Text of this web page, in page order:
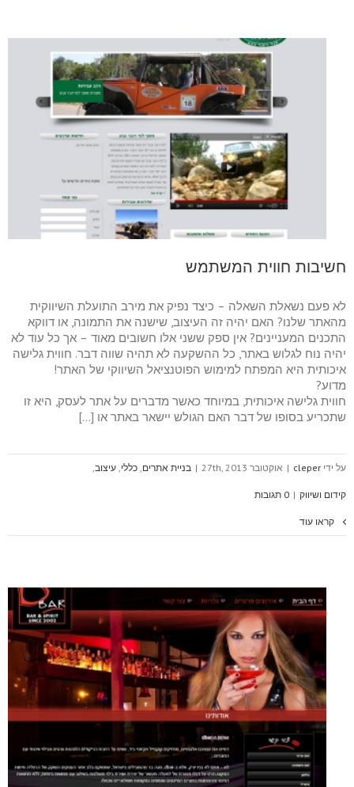
חשיבות חווית המשתמש
לא פעם נשאלת השאלה – כיצד נפיק את מירב התועלת השיווקית
מהאתר שלנו? האם יהיה זה העיצוב, שישנה את התמונה, או דווקא
התכנים המעניינים? אין ספק ששני אלו חשובים מאוד – אך כל עוד לא
יהיה נוח לגלוש באתר, כל ההשקעה לא תהיה שווה דבר. חווית גלישה
איכותית היא המפתח למימוש הפוטנציאל השיווקי של האתר!
מדוע?
חווית גלישה איכותית, במיוחד כאשר מדברים על אתר לעסק, היא זו
שתכריע בסופו של דבר האם הגולש יישאר באתר או […]
על ידי cleper
| אוקטובר 27th, 2013 | בניית אתרים, כללי, עיצוב,
קידום ושיווק | 0 תגובות
קראו עוד